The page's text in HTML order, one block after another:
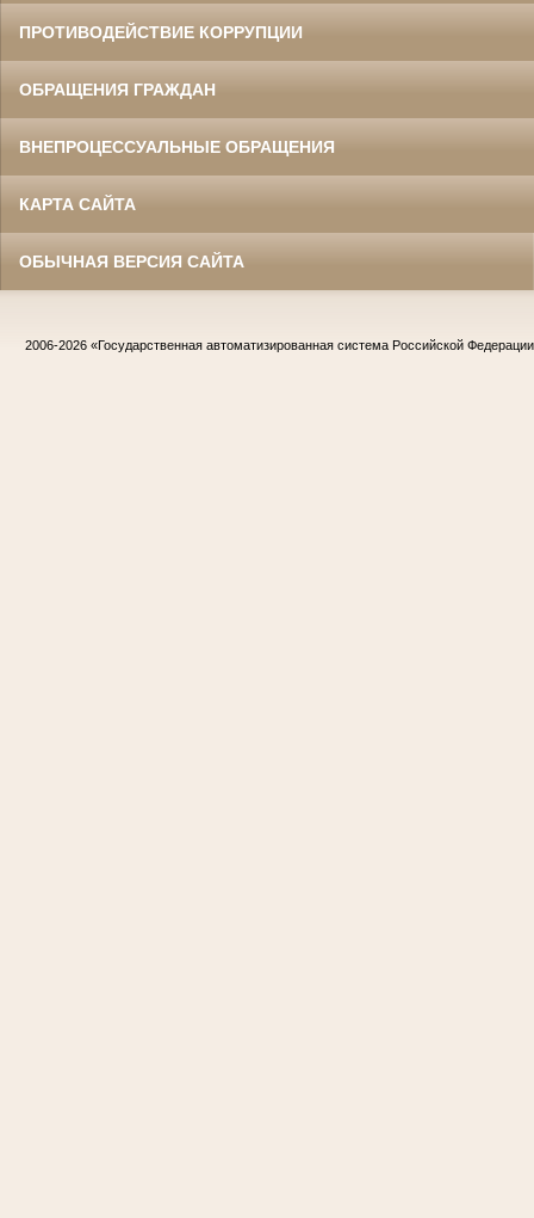
ПРОТИВОДЕЙСТВИЕ КОРРУПЦИИ
ОБРАЩЕНИЯ ГРАЖДАН
ВНЕПРОЦЕССУАЛЬНЫЕ ОБРАЩЕНИЯ
КАРТА САЙТА
ОБЫЧНАЯ ВЕРСИЯ САЙТА
2006-2026 «Государственная автоматизированная система Российской